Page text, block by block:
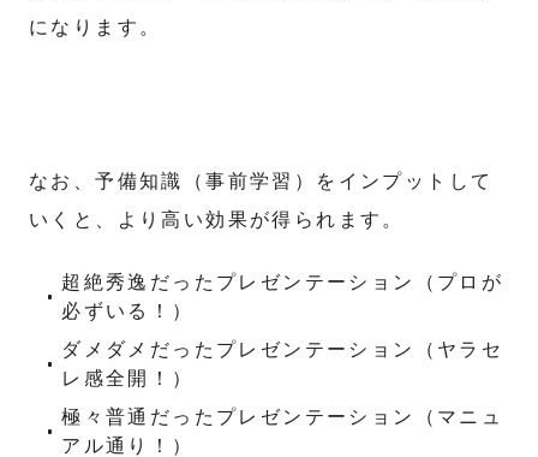
になります。
なお、予備知識（事前学習）をインプットして
いくと、より高い効果が得られます。
超絶秀逸だったプレゼンテーション（プロが
必ずいる！）
ダメダメだったプレゼンテーション（ヤラセ
レ感全開！）
極々普通だったプレゼンテーション（マニュ
アル通り！）